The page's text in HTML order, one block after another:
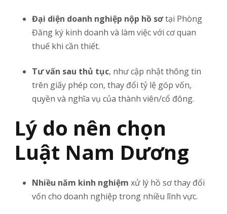
Đại diện doanh nghiệp nộp hồ sơtại Phòng
Đăng ký kinh doanh và làm việc với cơ quan
thuế khi cần thiết.
Tư vấn sau thủ tục, như cập nhật thông tin
trên giấy phép con, thay đổi tỷ lệ góp vốn,
quyền và nghĩa vụ của thành viên/cổ đông.
Lý do nên chọn
Luật Nam Dương
Nhiều năm kinh nghiệm xử lý hồ sơ thay đổi
vốn cho doanh nghiệp trong nhiều lĩnh vực.